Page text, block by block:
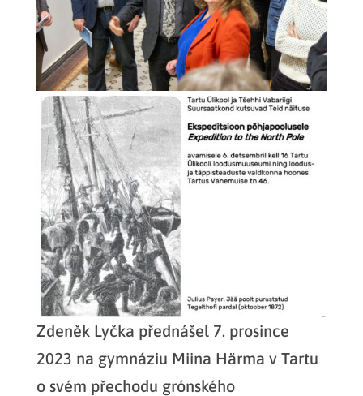
Zdeněk Lyčka přednášel 7. prosince
2023 na gymnáziu Miina Härma v Tartu
o svém přechodu grónského